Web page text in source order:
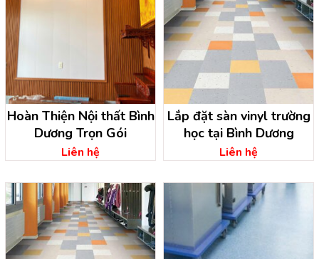
Hoàn Thiện Nội thất Bình
Dương Trọn Gói
Liên hệ
Lắp đặt sàn vinyl trường
học tại Bình Dương
Liên hệ